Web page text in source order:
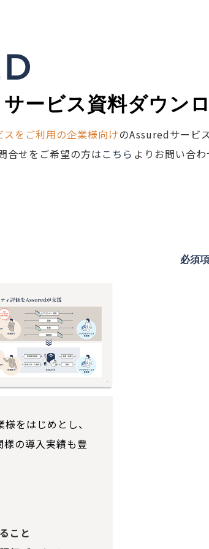
サービス資料ダウン
スをご利用の企業様向けのAssuredサービ
合せをご希望の方は こちら よりお問い合わ
をはじめとし、
の導入実績も豊
こと
必須